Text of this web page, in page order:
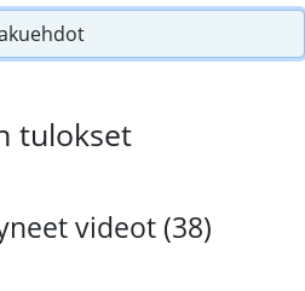
tulokset
videot (38)